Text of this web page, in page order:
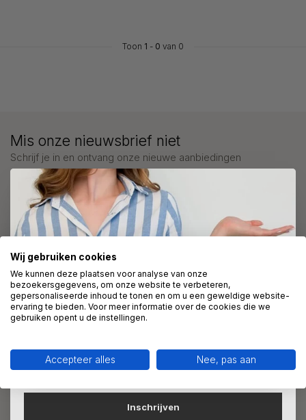
Toon 1 - 0 van 0
We helpen graag met uw keuze of geven advies, bel of app
ons 7 dagen per week: 06-23643267
Klantenservice
Mis onze nieuwsbrief niet
Schrijf je in en ontvang onze nieuwe aanbiedingen
Kunstpakket Nederland
Direct 10% korting op je bestelling
Schrijf je in voor onze nieuwsbrief om op de hoogte te
blijven over onze nieuwe producten, en ontvang 10%
korting op je aankoop! 😀
Inschrijven
Wij gebruiken cookies
We kunnen deze plaatsen voor analyse van onze
bezoekersgegevens, om onze website te verbeteren,
gepersonaliseerde inhoud te tonen en om u een geweldige website-
ervaring te bieden. Voor meer informatie over de cookies die we
gebruiken opent u de instellingen.
Accepteer alles Nee, pas aan